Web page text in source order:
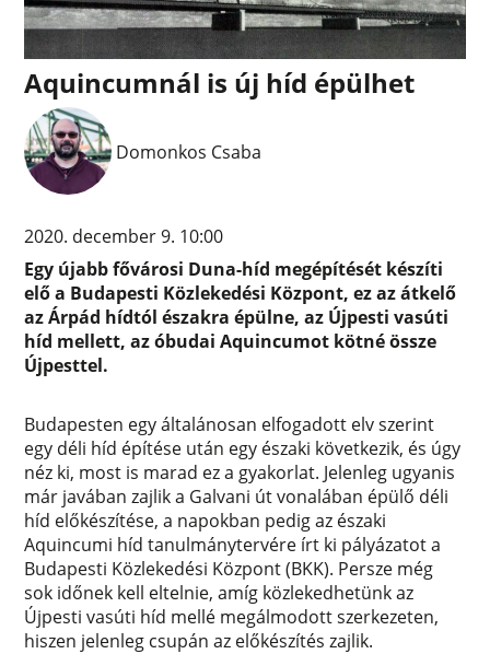
Aquincumnál is új híd épülhet
Domonkos Csaba
2020. december 9. 10:00
Egy újabb fővárosi Duna-híd megépítését készíti
elő a Budapesti Közlekedési Központ, ez az átkelő
az Árpád hídtól északra épülne, az Újpesti vasúti
híd mellett, az óbudai Aquincumot kötné össze
Újpesttel.
Budapesten egy általánosan elfogadott elv szerint
egy déli híd építése után egy északi következik, és úgy
néz ki, most is marad ez a gyakorlat. Jelenleg ugyanis
már javában zajlik a Galvani út vonalában épülő déli
híd előkészítése, a napokban pedig az északi
Aquincumi híd tanulmánytervére írt ki pályázatot a
Budapesti Közlekedési Központ (BKK). Persze még
sok időnek kell eltelnie, amíg közlekedhetünk az
Újpesti vasúti híd mellé megálmodott szerkezeten,
hiszen jelenleg csupán az előkészítés zajlik.